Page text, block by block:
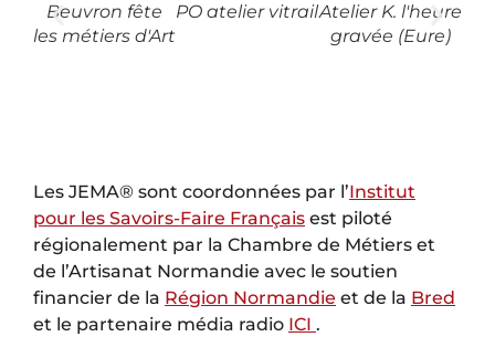
Beuvron fête
les métiers d'Art
PO atelier vitrailAtelier K. l'heure
gravée (Eure)
Les JEMA® sont coordonnées par l’Institut
pour les Savoirs-Faire Français est piloté
régionalement par la Chambre de Métiers et
de l’Artisanat Normandie avec le soutien
financier de la Région Normandie et de la Bred
et le partenaire média radio ICI .